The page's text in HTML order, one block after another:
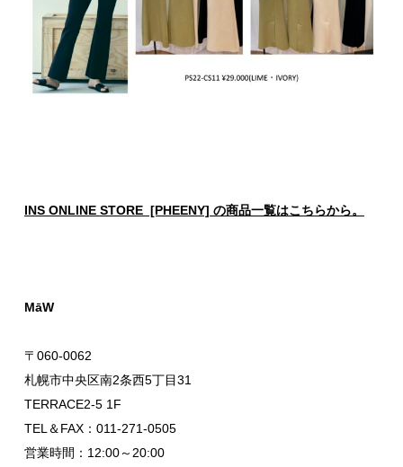
INS ONLINE STORE [PHEENY] の商品一覧はこちらから。
MāW
〒060-0062
札幌市中央区南2条西5丁目31
TERRACE2-5 1F
TEL＆FAX：011-271-0505
営業時間：12:00～20:00